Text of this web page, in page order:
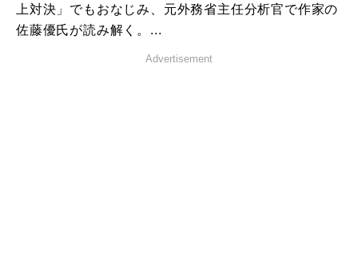
上対決」でもおなじみ、元外務省主任分析官で作家の
佐藤優氏が読み解く。...
Advertisement